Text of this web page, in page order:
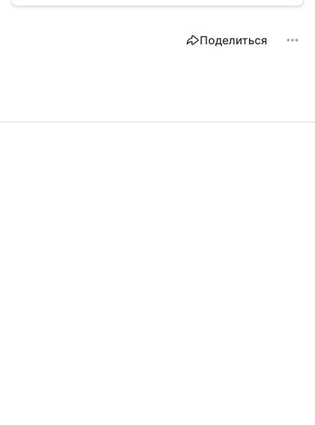
Поделиться